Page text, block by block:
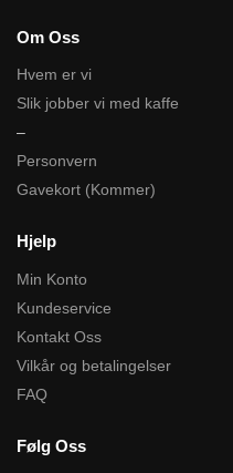
Om Oss
Hvem er vi
Slik jobber vi med kaffe
–
Personvern
Gavekort (Kommer)
Hjelp
Min Konto
Kundeservice
Kontakt Oss
Vilkår og betalingelser
FAQ
Følg Oss